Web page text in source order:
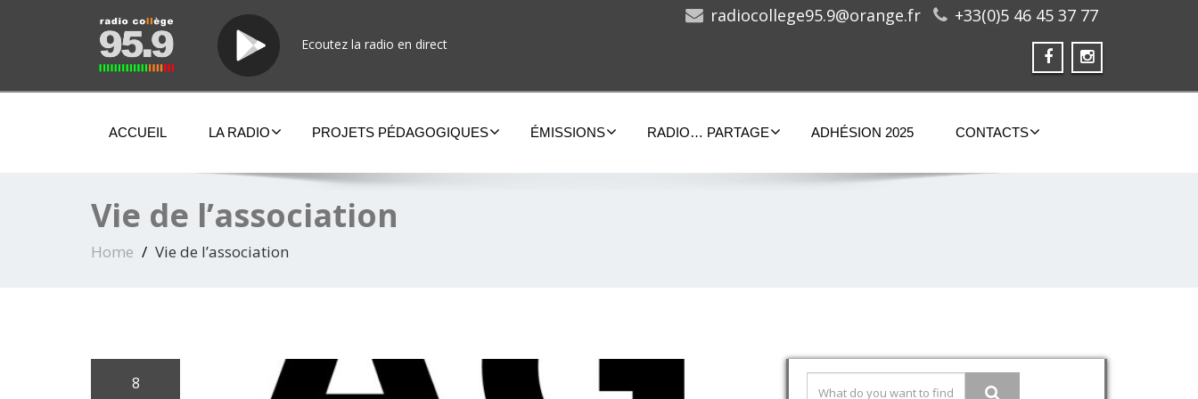
Ecoutez la radio en direct
radiocollege95.9@orange.fr +33(0)5 46 45 37 77
ACCUEIL LA RADIO PROJETS PÉDAGOGIQUES ÉMISSIONS RADIO… PARTAGE ADHÉSION 2025 CONTACTS
Vie de l’association
Home Vie de l’association
8